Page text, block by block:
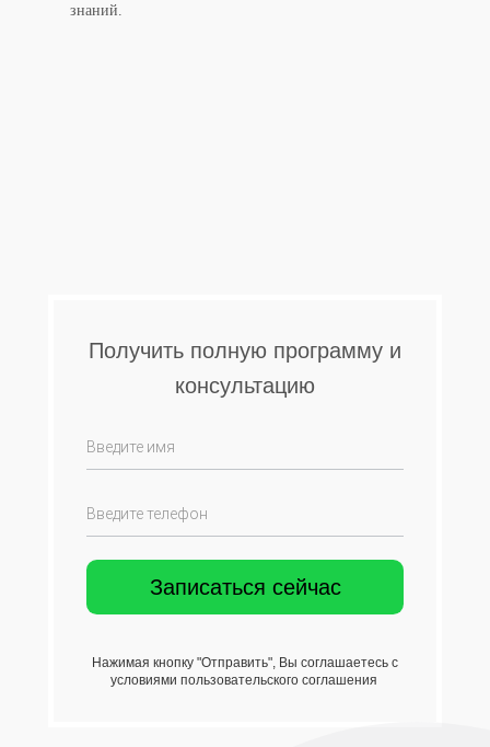
знаний.
Получить полную программу и
консультацию
Нажимая кнопку "Отправить", Вы соглашаетесь с
условиями пользовательского соглашения